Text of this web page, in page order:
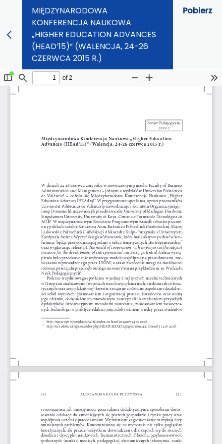
MIĘDZYNARODOWA
KONFERENCJA NAUKOWA
„HIGHER EDUCATION ADVANCES
(HEAD’15)” (WALENCJA, 24-26
CZERWCA 2015 R.)
Pobierz